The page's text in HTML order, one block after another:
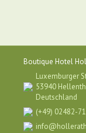
Boutique Hotel
Luxemburger
53940
Deutschland
(+49) 02482-